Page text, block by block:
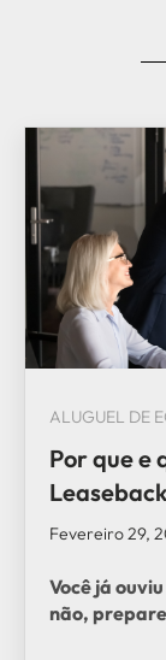
ALUGUEL DE
Por que e
Fevereiro 29,
Você já
não,